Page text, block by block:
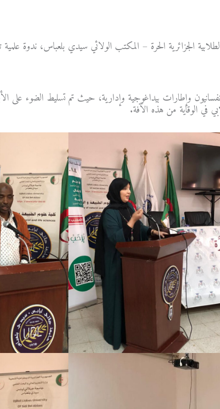
الجزائرية الحرة – المكتب الولائي سيدي بلعباس، ندوة
وإطارات بيداغوجية وإدارية، حيث تم تسليط الضوء على
في الوقاية من هذه الآفة.